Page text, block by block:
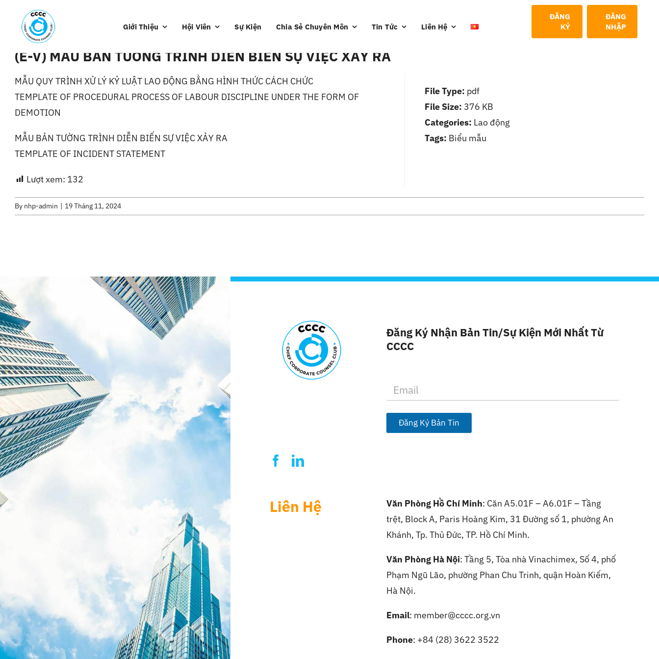
content
Giới Thiệu Hội Viên Sự Kiện Chia Sẻ Chuyên Môn Tin Tức Liên Hệ
ĐĂNG
KÝ
ĐĂNG
NHẬP
(E-V) MẪU BẢN TƯỜNG TRÌNH DIỄN BIẾN SỰ VIỆC XẢY RA
MẪU QUY TRÌNH XỬ LÝ KỶ LUẬT LAO ĐỘNG BẰNG HÌNH THỨC CÁCH CHỨC
TEMPLATE OF PROCEDURAL PROCESS OF LABOUR DISCIPLINE UNDER THE FORM OF
DEMOTION
MẪU BẢN TƯỜNG TRÌNH DIỄN BIẾN SỰ VIỆC XẢY RA
TEMPLATE OF INCIDENT STATEMENT
Lượt xem: 132
File Type: pdf
File Size: 376 KB
Categories: Lao động
Tags: Biểu mẫu
By nhp-admin | 19 Tháng 11, 2024
Đăng Ký Nhận Bản Tin/sự Kiện Mới Nhất Từ
CCCC
a
i
*
Đăng Ký Bản Tin
Liên Hệ Văn Phòng Hồ Chí Minh: Căn A5.01F – A6.01F – Tầng
trệt, Block A, Paris Hoàng Kim, 31 Đường số 1, phường An
Khánh, Tp. Thủ Đức, TP. Hồ Chí Minh.
Văn Phòng Hà Nội:Tầng 5, Tòa nhà Vinachimex, Số 4, phố
Phạm Ngũ Lão, phường Phan Chu Trinh, quận Hoàn Kiếm,
Hà Nội.
Email: member@cccc.org.vn
Phone: +84 (28) 3622 3522